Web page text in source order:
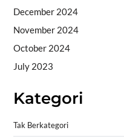
December 2024
November 2024
October 2024
July 2023
Kategori
Tak Berkategori